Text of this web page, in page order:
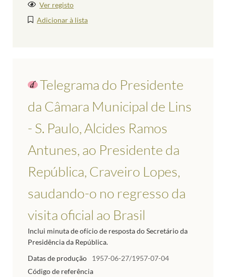
Ver registo
Adicionar à lista
Telegrama do Presidente
da Câmara Municipal de Lins
- S. Paulo, Alcides Ramos
Antunes, ao Presidente da
República, Craveiro Lopes,
saudando-o no regresso da
visita oficial ao Brasil
Inclui minuta de ofício de resposta do Secretário da
Presidência da República.
Datas de produção
1957-06-27/1957-07-04
Código de referência